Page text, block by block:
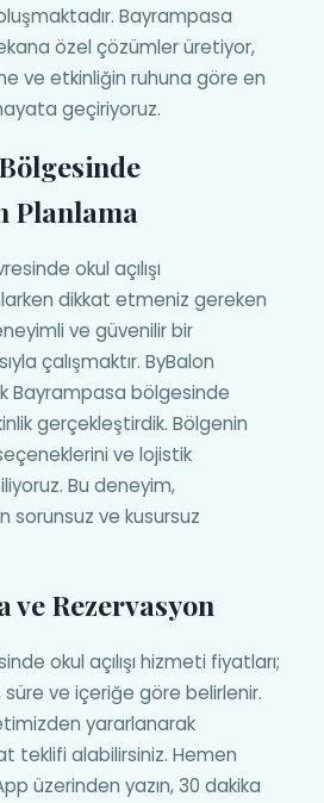
Bayrampasa
özel çözümler üretiyor,
ve etkinliğin ruhuna göre en
geçiriyoruz.
Planlama
okul açılışı
dikkat etmeniz gereken
ve güvenilir bir
çalışmaktır. ByBalon
Bayrampasa bölgesinde
gerçekleştirdik. Bölgenin
ve lojistik
Bu deneyim,
sorunsuz ve kusursuz
ve Rezervasyon
okul açılışı hizmeti fiyatları;
ve içeriğe göre belirlenir.
yararlanarak
teklifi alabilirsiniz. Hemen
üzerinden yazın, 30 dakika